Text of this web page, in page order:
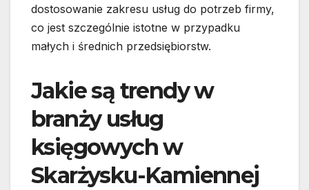
dostosowanie zakresu usług do potrzeb firmy,
co jest szczególnie istotne w przypadku
małych i średnich przedsiębiorstw.
Jakie są trendy w
branży usług
księgowych w
Skarżysku-Kamiennej